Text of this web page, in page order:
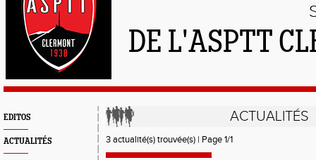
DE L'ASPTT
EDITOS
ACTUALITÉS
ACTUALITÉS
3 actualité(s) trouvée(s) | Page 1/1